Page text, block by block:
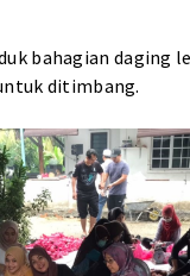
bahagian daging
ditimbang.